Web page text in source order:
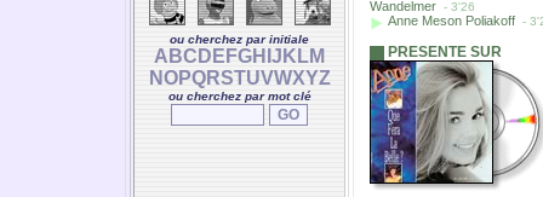
ou cherchez par initiale
A BC D E FGH J K LM
NOPQRSTUVWXYZ
ou cherchez par mot clé
Wandelmer - 3'26
Anne Meson Poliakoff -
PRESENTE SUR